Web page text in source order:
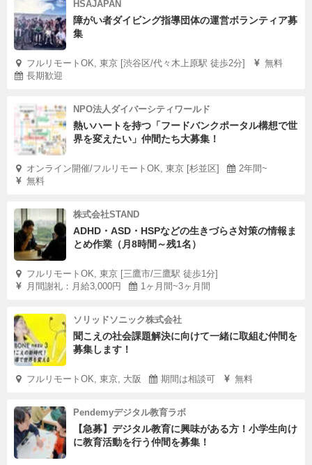
HSAJAPAN
障がい者ダイビング指導団体の運営ボランティア募
集
フルリモートOK, 東京 [渋谷区/代々木上原駅 徒歩2分]
無料
長期歓迎
NPO法人ダイバーシティワールド
熱いハートを持つ「フードバンクポータル構想で世
界を変えたい」仲間たち大募集！
オンライン開催/フルリモートOK, 東京 [杉並区]
2年間~
無料
株式会社STAND
ADHD・ASD・HSPなどの生きづらさ対策の情報ま
とめ作業（月8時間～残1名）
フルリモートOK, 東京 [三鷹市/三鷹駅 徒歩1分]
月間謝礼：月給3,000円
1ヶ月間~3ヶ月間
ソリッドソニック株式会社
聞こえの社会課題解決に向けて一緒に取組む仲間を
募集します！
フルリモートOK, 東京, 大阪 期間は相談可 無料
Pendemyデジタル教育ラボ
【急募】デジタル教育に興味がある方！小学生向け
に教育活動を行う仲間を募集！